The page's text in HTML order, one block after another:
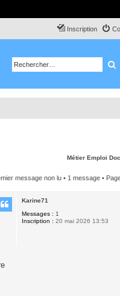
Inscription
Métier Emploi
message non lu • 1 message •
Karine71
Messages : 1
Inscription : 20 mai 2026 13:53